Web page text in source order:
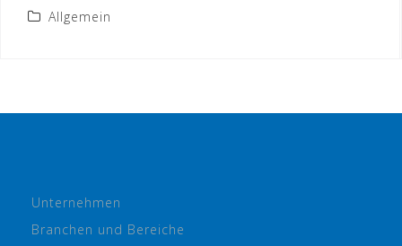
Allgemein
Unternehmen
Branchen und Bereiche